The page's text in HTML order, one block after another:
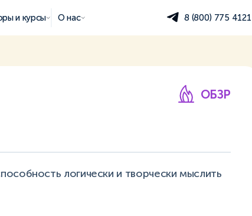
и курсы О нас 8 (800) 775 4121
ОБЗР
логически и творчески мыслить